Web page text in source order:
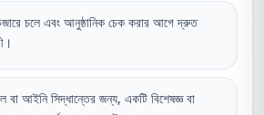
চলে এবং আনুষ্ঠানিক চেক করার আগে দ্রুত
বা আইনি সিদ্ধান্তের জন্য, একটি বিশেষজ্ঞ বা